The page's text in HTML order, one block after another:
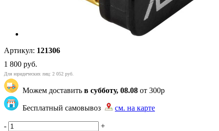
Артикул: 121306
1 800 руб.
Для юридических лиц: 2 052 руб.
Можем доставить в субботу, 08.08 от 300р
Бесплатный самовывоз
см. на карте
-
+